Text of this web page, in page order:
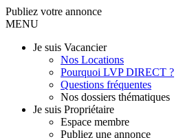
Publiez votre annonce
MENU
Je suis Vacancier
Nos Locations
Pourquoi LVP DIRECT ?
Questions fréquentes
Nos dossiers thématiques
Je suis Propriétaire
Espace membre
Publiez une annonce